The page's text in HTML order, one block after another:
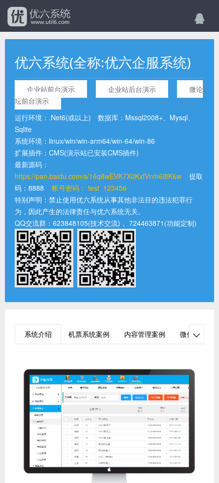
优六系统(全称:优六企服系统)
企业站前台演示 企业站后台演示
微论
坛前台演示
运行环境：.Net6(或以上) 数据库：Mssql2008+、Mysql、
Sqlite
系统环境：linux/win/win-arm64/win-64/win-86
扩展插件：CMS(演示站已安装CMS插件)
最新源码：
https://pan.baidu.com/s/16q8wEVK7X0KxfVnm6l8K6w
提取
码：8888
帐号密码： test 123456
特别声明：禁止使用优六系统从事其他非法目的违法犯罪行
为，因此产生的法律责任与优六系统无关。
QQ交流群： 623848105(技术交流) ， 724463871(功能定制)
系统介绍 机票系统案例 内容管理案例 微信小程序
